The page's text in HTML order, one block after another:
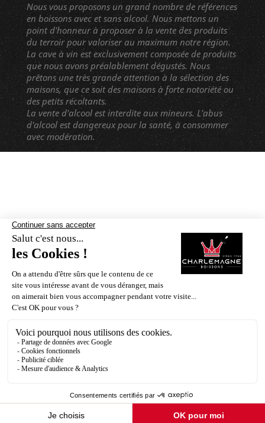
Nous vous proposons un grand nombre de références
en boissons avec et sans alcool. Nous mettons un
point d'honneur à proposer à la vente des produits
du terroir pour valoriser au maximum notre région.
La cave à vin est exclusivement composée de produits
que nous avons préalablement dégustés. Nous
prêtons une très grande attention à la sélection des
maisons, que ce soit des maisons à forte notoriété ou
des petits récoltants.
La vente d'alcool est interdite aux mineurs. L'abus
d'alcool est dangereux pour la santé, à consommer
avec modération.